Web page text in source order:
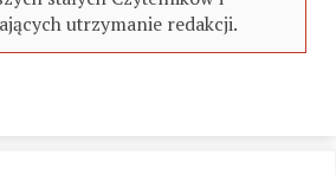
utrzymanie redakcji.